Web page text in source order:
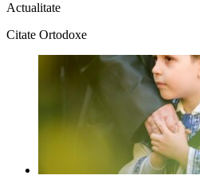
Actualitate
Citate Ortodoxe